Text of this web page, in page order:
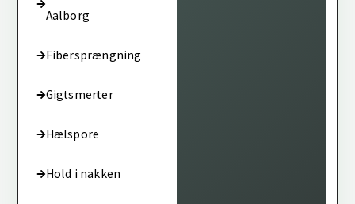
Aalborg
Fibersprængning
Gigtsmerter
Hælspore
Hold i nakken